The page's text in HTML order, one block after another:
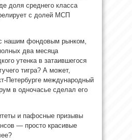
доля среднего класса
с долей МСП
нашим фондовым рынком,
два месяца
утенка в затаившегося
тигра? А может,
Петербурге международный
в одночасье сделал его
и пафосные призывы
— просто красивые